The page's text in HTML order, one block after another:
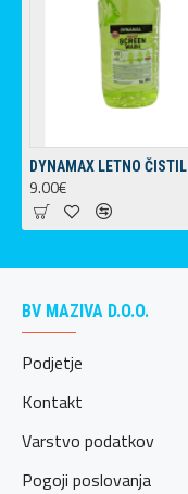
9.00€
BV MAZIVA D.O.O.
Podjetje
Kontakt
Varstvo podatkov
Pogoji poslovanja